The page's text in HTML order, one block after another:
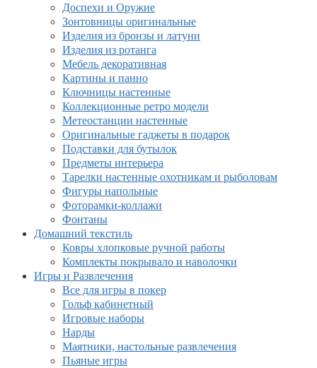
Доспехи и Оружие
Зонтовницы оригинальные
Изделия из бронзы и латуни
Изделия из ротанга
Мебель декоративная
Картины и панно
Ключницы настенные
Коллекционные ретро модели
Метеостанции настенные
Оригинальные гаджеты в подарок
Подставки для бутылок
Предметы интерьера
Тарелки настенные охотникам и рыболовам
Фигуры напольные
Фоторамки-коллажи
Фонтаны
Домашний текстиль
Ковры хлопковые ручной работы
Комплекты покрывало и наволочки
Игры и Развлечения
Все для игры в покер
Гольф кабинетный
Игровые наборы
Нарды
Маятники, настольные развлечения
Пьяные игры